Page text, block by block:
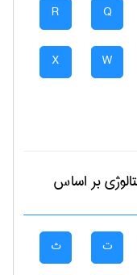
Q
R
W
X
بر اساس
ت ث